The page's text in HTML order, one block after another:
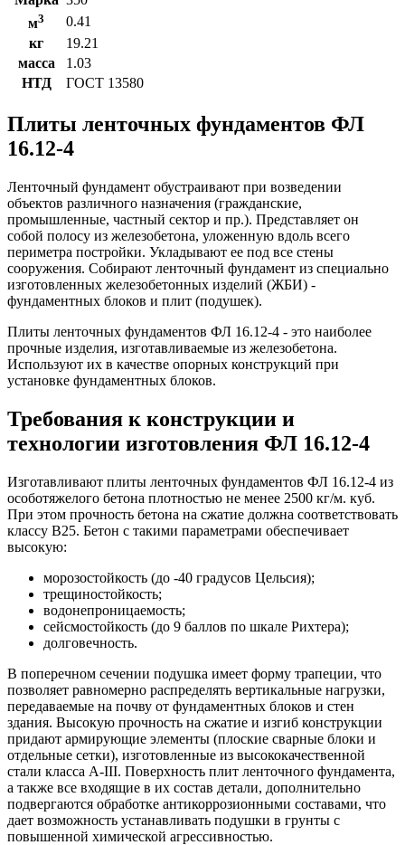
м3
0.41
кг
19.21
масса
1.03
НТД
ГОСТ 13580
Плиты ленточных фундаментов ФЛ
16.12-4
Ленточный фундамент обустраивают при возведении
объектов различного назначения (гражданские,
промышленные, частный сектор и пр.). Представляет он
собой полосу из железобетона, уложенную вдоль всего
периметра постройки. Укладывают ее под все стены
сооружения. Собирают ленточный фундамент из специально
изготовленных железобетонных изделий (ЖБИ) -
фундаментных блоков и плит (подушек).
Плиты ленточных фундаментов ФЛ 16.12-4 - это наиболее
прочные изделия, изготавливаемые из железобетона.
Используют их в качестве опорных конструкций при
установке фундаментных блоков.
Требования к конструкции и
технологии изготовления ФЛ 16.12-4
Изготавливают плиты ленточных фундаментов ФЛ 16.12-4 из
особотяжелого бетона плотностью не менее 2500 кг/м. куб.
При этом прочность бетона на сжатие должна соответствовать
классу В25. Бетон с такими параметрами обеспечивает
высокую:
морозостойкость (до -40 градусов Цельсия);
трещиностойкость;
водонепроницаемость;
сейсмостойкость (до 9 баллов по шкале Рихтера);
долговечность.
В поперечном сечении подушка имеет форму трапеции, что
позволяет равномерно распределять вертикальные нагрузки,
передаваемые на почву от фундаментных блоков и стен
здания. Высокую прочность на сжатие и изгиб конструкции
придают армирующие элементы (плоские сварные блоки и
отдельные сетки), изготовленные из высококачественной
стали класса А-III. Поверхность плит ленточного фундамента,
а также все входящие в их состав детали, дополнительно
подвергаются обработке антикоррозионными составами, что
дает возможность устанавливать подушки в грунты с
повышенной химической агрессивностью.